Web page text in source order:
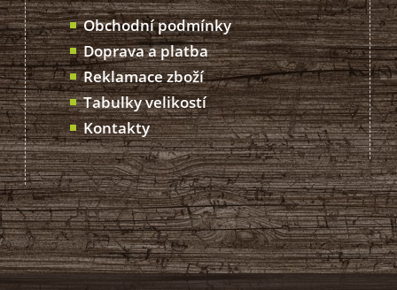
Obchodní podmínky
Doprava a platba
Reklamace zboží
Tabulky velikostí
Kontakty